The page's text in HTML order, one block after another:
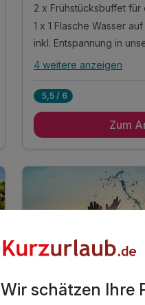
1 x 1 Flasche Wasser
inkl. Entspannung in
Alle
2 x Frühstücksbuffet für
Start
inkl. Entspannung in
inkl. kuscheliger Leih-
inkl. Fitnessraum für Ihr
inkl. WLAN
4 weitere anzeigen
5,5 / 6
Zum
Wir schätzen Ihre